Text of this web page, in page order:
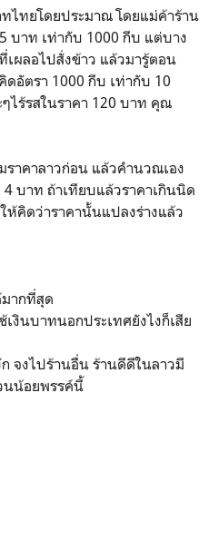
ไทยโดยประมาณ โดยแม่ค้าร้าน
บาท เท่ากับ 1000 กีบ แต่บาง
เผลอไปสั่งข้าว แล้วมารู้ตอน
ดอัตรา 1000 กีบ เท่ากับ 10
ร้รสในราคา 120 บาท คุณ
าคาลาวก่อน แล้วคำนวณเอง
บาท ถ้าเทียบแล้วราคาเกินนิด
ห้คิดว่าราคานั้นแปลงร่างแล้ว
ากที่สุด
งินบาทนอกประเทศยังไงก็เสีย
จงไปร้านอื่น ร้านดีดีในลาวมี
นน้อยพรรค์นี้